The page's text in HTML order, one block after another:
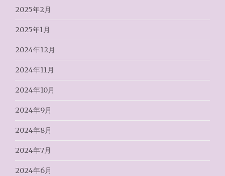
2025年2月
2025年1月
2024年12月
2024年11月
2024年10月
2024年9月
2024年8月
2024年7月
2024年6月